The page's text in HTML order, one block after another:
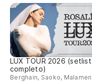
LUX TOUR 2026 (setlist
completo)
Berghain, Saoko,